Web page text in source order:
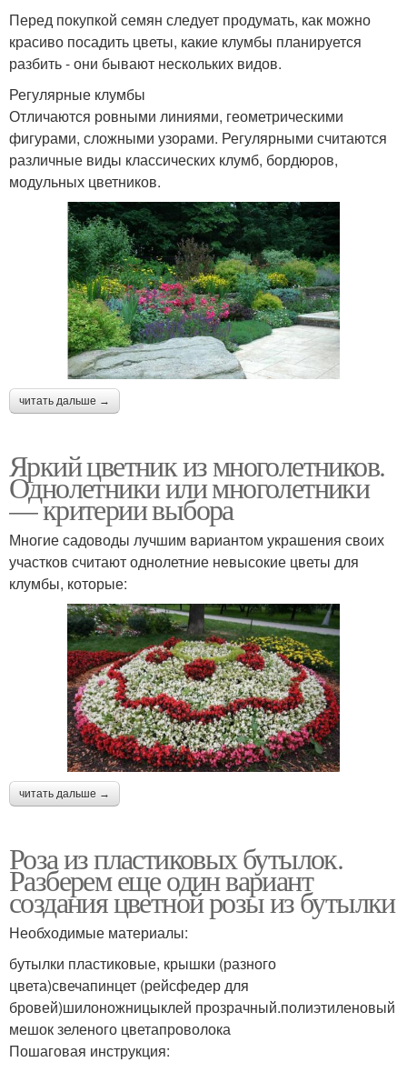
Перед покупкой семян следует продумать, как можно
красиво посадить цветы, какие клумбы планируется
разбить - они бывают нескольких видов.
Регулярные клумбы
Отличаются ровными линиями, геометрическими
фигурами, сложными узорами. Регулярными считаются
различные виды классических клумб, бордюров,
модульных цветников.
читать дальше →
Яркий цветник из многолетников.
Однолетники или многолетники
— критерии выбора
Многие садоводы лучшим вариантом украшения своих
участков считают однолетние невысокие цветы для
клумбы, которые:
читать дальше →
Роза из пластиковых бутылок.
Разберем еще один вариант
создания цветной розы из бутылки
Необходимые материалы:
бутылки пластиковые, крышки (разного
цвета)свечапинцет (рейсфедер для
бровей)шилоножницыклей прозрачный.полиэтиленовый
мешок зеленого цветапроволока
Пошаговая инструкция: